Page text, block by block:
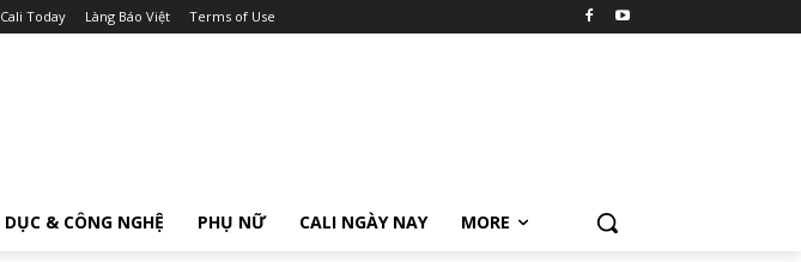
Today Làng Báo Việt Terms of Use
DỤC & CÔNG NGHỆ PHỤ NỮ CALI NGÀY NAY MORE